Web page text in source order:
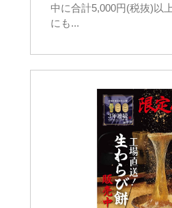
中に合計5,000円(税抜)以
にも...